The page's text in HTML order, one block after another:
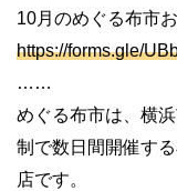
10月のめぐる布市
https://forms.gle/
……
めぐる布市は、横
制で数日間開催す
店です。